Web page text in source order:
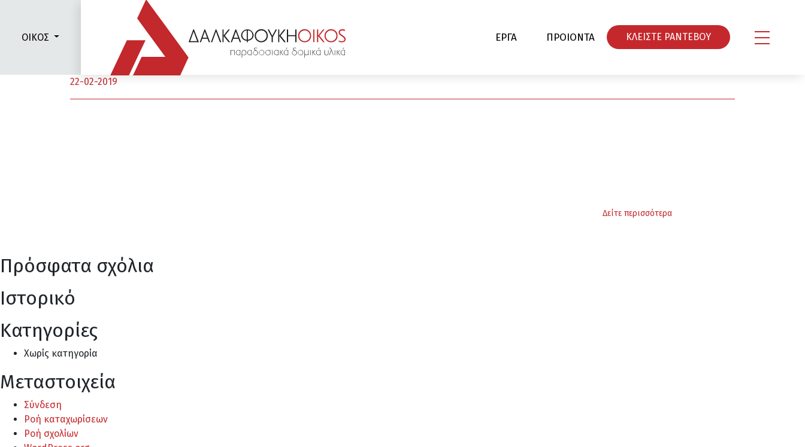
ΟΙΚΟΣ ΕΡΓΑ ΠΡΟΙΟΝΤΑ ΚΛΕΙΣΤΕ ΡΑΝΤΕΒΟY
Μυρτώ Τσιτσινάκη, Πολιτικός Μηχανικός – Αναστηλώτρια
22-02-2019
Δείτε περισσότερα
Πρόσφατα σχόλια
Ιστορικό
Kατηγορίες
Χωρίς κατηγορία
Μεταστοιχεία
Σύνδεση
Ροή καταχωρίσεων
Ροή σχολίων